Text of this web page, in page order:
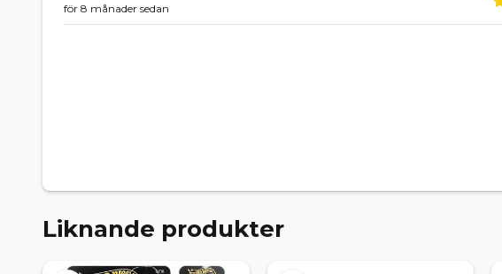
för 8 månader sedan
Liknande produkter